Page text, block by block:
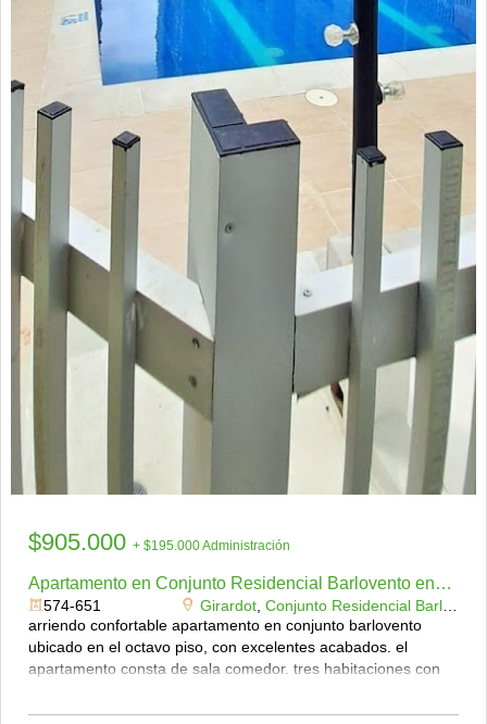
$905.000 + $195.000 Administración
Apartamento en Conjunto Residencial Barlovento enArriendo
574-651 Girardot, Conjunto Residencial Barlovento
arriendo confortable apartamento en conjunto barlovento
ubicado en el octavo piso, con excelentes acabados. el
apartamento consta de sala comedor. tres habitaciones con
cocina integral con mesón en mármol y barra americana,